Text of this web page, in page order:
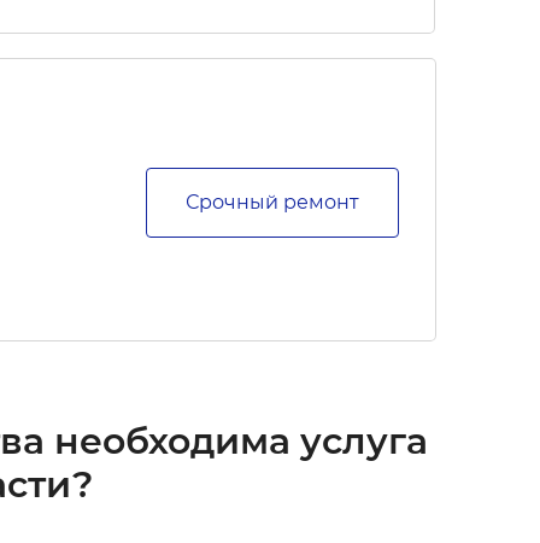
Срочный ремонт
необходима услуга